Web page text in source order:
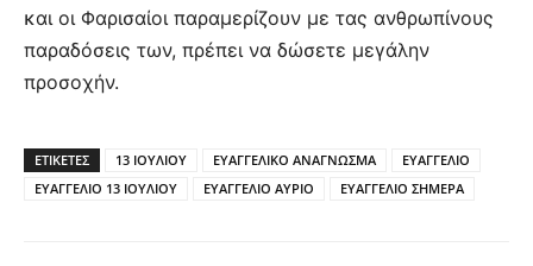
και οι Φαρισαίοι παραμερίζουν με τας ανθρωπίνους
παραδόσεις των, πρέπει να δώσετε μεγάλην
προσοχήν.
ΕΤΙΚΕΤΕΣ 13 ΙΟΥΛΙΟΥ ΕΥΑΓΓΕΛΙΚΟ ΑΝΑΓΝΩΣΜΑ
ΕΥΑΓΓΕΛΙΟ
ΕΥΑΓΓΕΛΙΟ 13 ΙΟΥΛΙΟΥ
ΕΥΑΓΓΕΛΙΟ ΑΥΡΙΟ ΕΥΑΓΓΕΛΙΟ ΣΗΜΕΡΑ